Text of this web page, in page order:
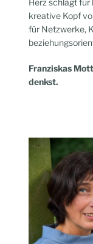
Herz schlägt für
kreative Kopf
für Netzwerke,
Franziskas
denkst.